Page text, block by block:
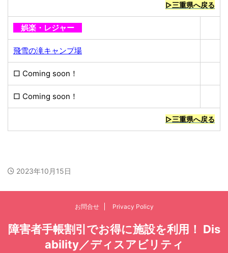
▷三重県へ戻る
娯楽・レジャー
飛雪の滝キャンプ場
□ Coming soon！
□ Coming soon！
▷三重県へ戻る
2023年10月15日
お問合せ Privacy Policy
障害者手帳割引でお得に施設を利用！ Dis
ability／ディスアビリティ